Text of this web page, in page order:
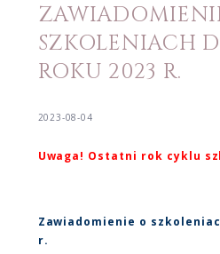
SZKOLENIACH
ROKU 2023 R.
2023-08-04
Uwaga! Ostatni rok cyklu
Zawiadomienie o
r.